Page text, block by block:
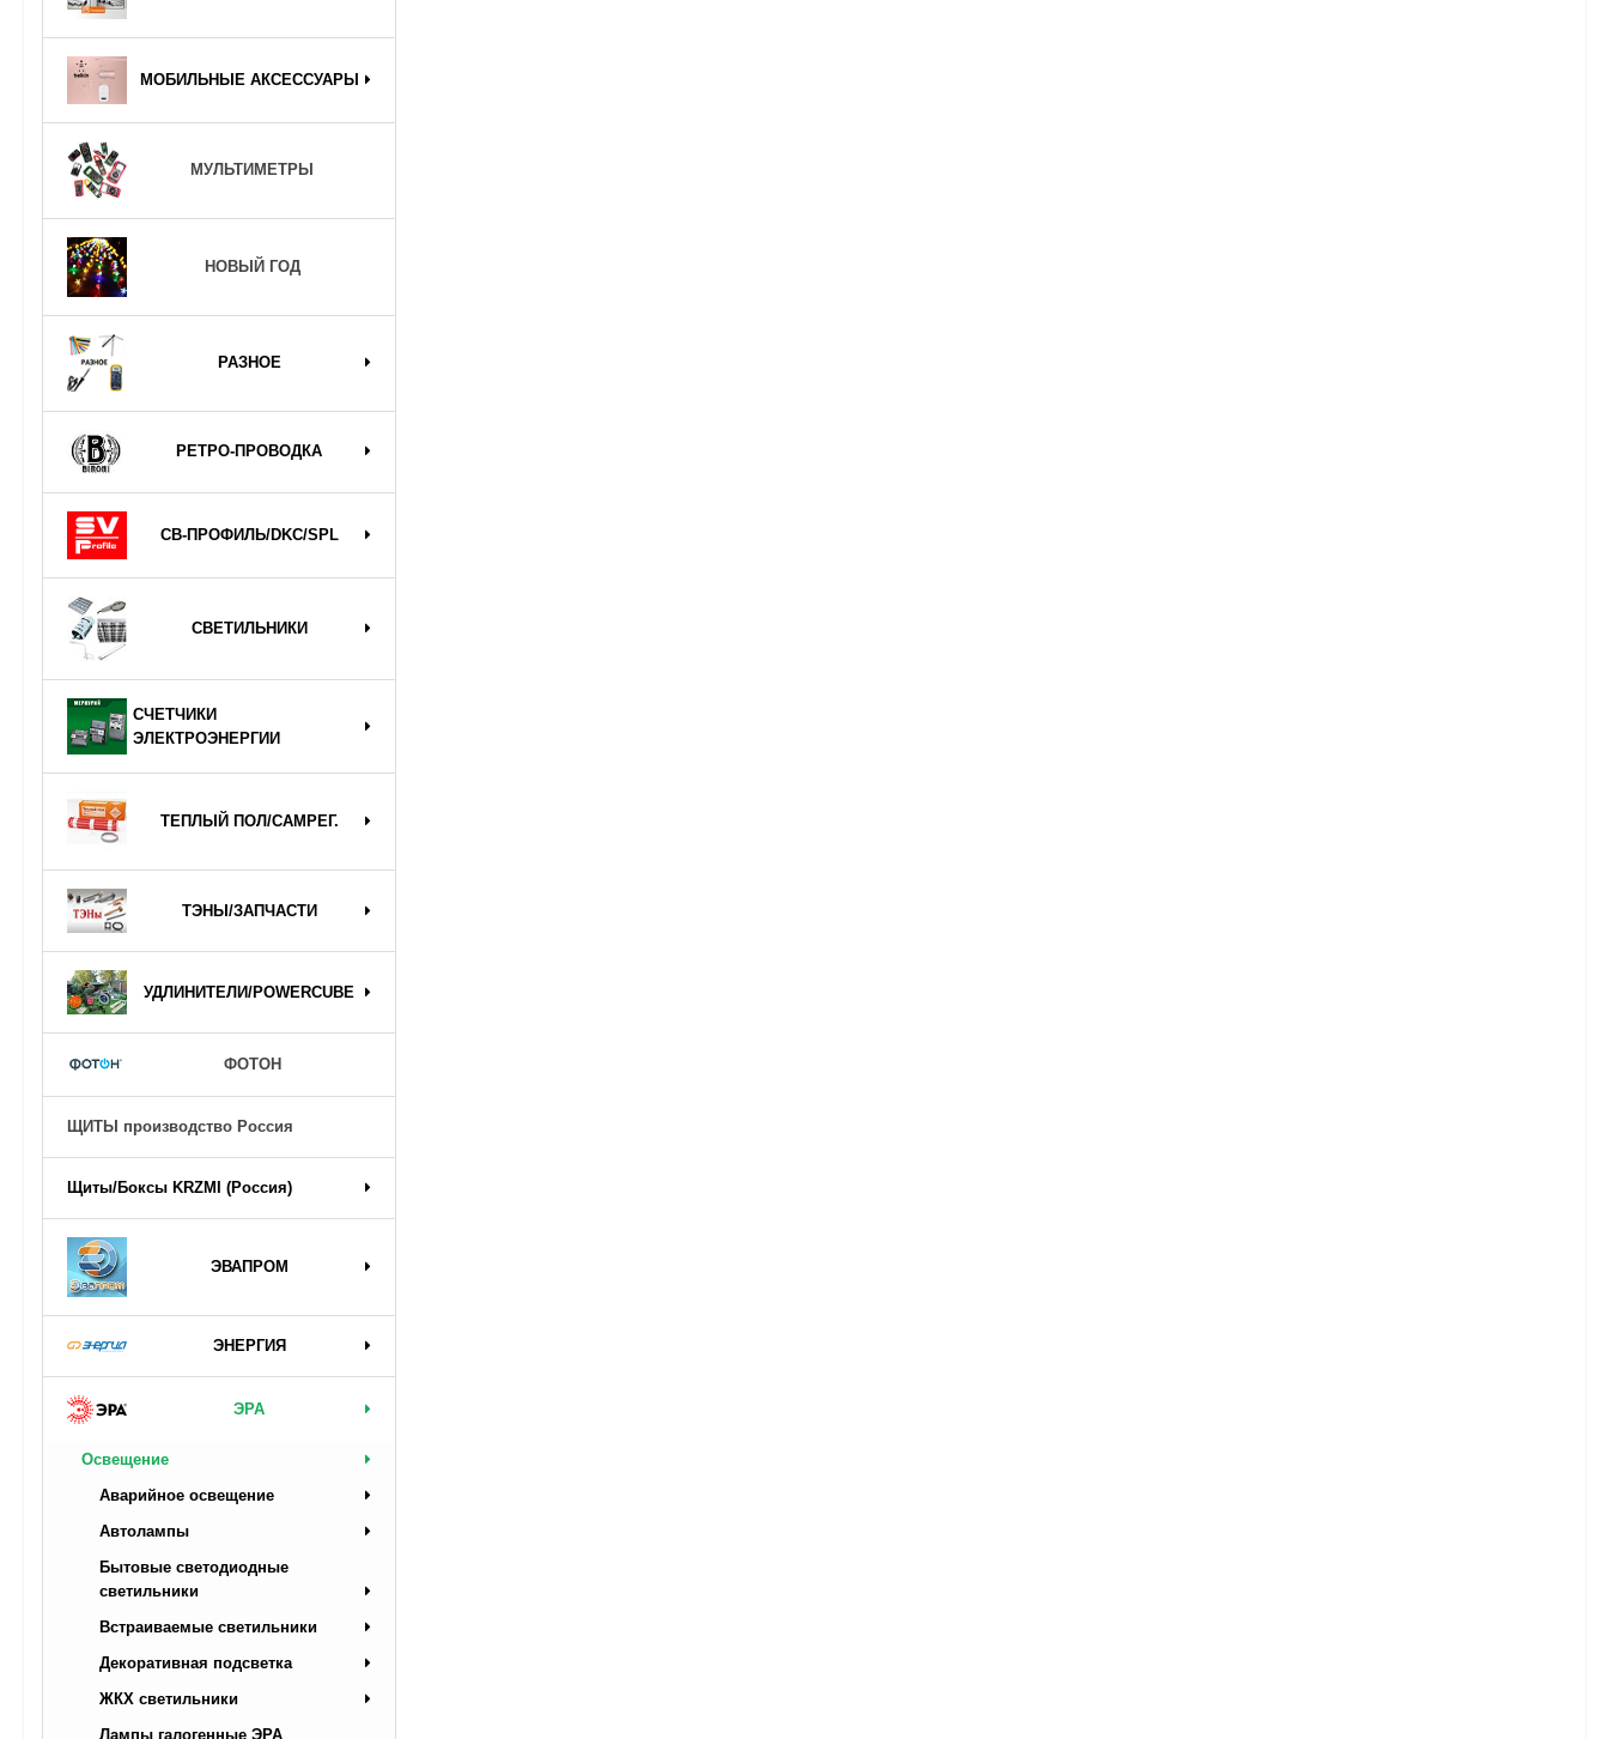
МОБИЛЬНЫЕ АКСЕССУАРЫ
МУЛЬТИМЕТРЫ
НОВЫЙ ГОД
РАЗНОЕ
РЕТРО-ПРОВОДКА
СВ-ПРОФИЛЬ/DKC/SPL
СВЕТИЛЬНИКИ
СЧЕТЧИКИ
ЭЛЕКТРОЭНЕРГИИ
ТЕПЛЫЙ ПОЛ/САМРЕГ.
ТЭНЫ/ЗАПЧАСТИ
УДЛИНИТЕЛИ/POWERCUBE
ФОТОН
ЩИТЫ производство Россия
Щиты/Боксы KRZMI (Россия)
ЭВАПРОМ
ЭНЕРГИЯ
ЭРА
Освещение
Аварийное освещение
Автолампы
Бытовые светодиодные
светильники
Встраиваемые светильники
Декоративная подсветка
ЖКХ светильники
Лампы галогенные ЭРА